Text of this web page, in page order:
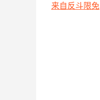
来自反斗限免